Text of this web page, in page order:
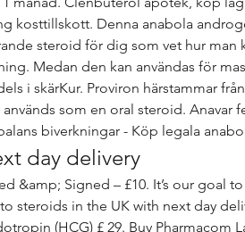
kosttillskott. Denna anabola
steroid för dig som vet hur man
Medan den kan användas för
i skärKur. Proviron härstammar från
som en oral steroid. Anavar
day delivery
steroids in the UK with next day
(HCG) £ 29. Buy Pharmacom